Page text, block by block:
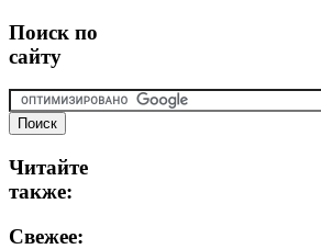
Поиск по
сайту
Читайте
также:
Свежее: